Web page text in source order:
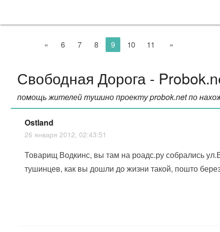
« 6 7 8 9 10 11 »
Свободная Дорога -
помощь жителей тушино проекту probok.net по
Ostland
26 января 2012, 02:43:51
Товарищ Водкинс, вы там на роадс.ру собрались
тушинцев, как вы дошли до жизни такой, пошто